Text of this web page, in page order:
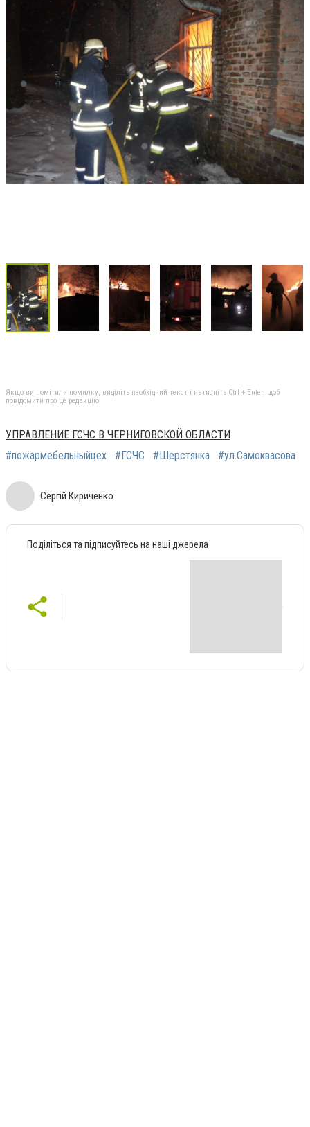
Якщо ви помітили помилку, виділіть необхідний текст і натисніть Ctrl + Enter, щоб
повідомити про це редакцію
УПРАВЛЕНИЕ ГСЧС В ЧЕРНИГОВСКОЙ ОБЛАСТИ
#пожармебельныйцех
#ГСЧС #Шерстянка #ул.Самоквасова
Сергій Кириченко
Поділіться та підписуйтесь на наші джерела